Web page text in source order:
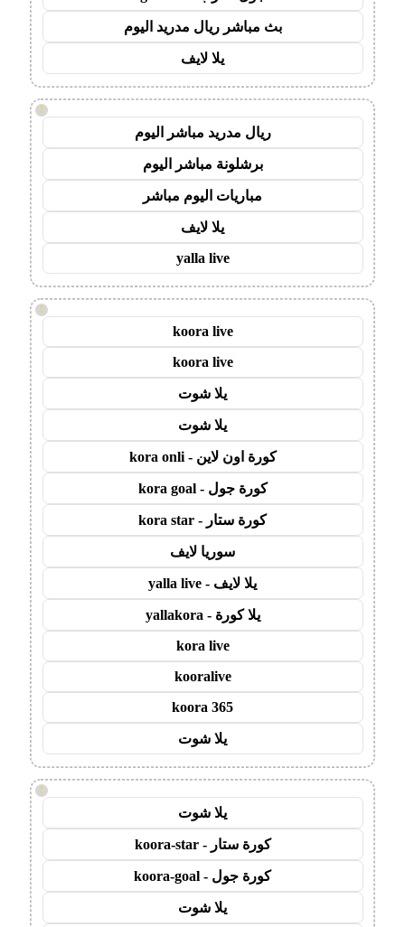
بث مباشر ريال مدريد اليوم
يلا لايف
!
ريال مدريد مباشر اليوم
برشلونة مباشر اليوم
مباريات اليوم مباشر
يلا لايف
yalla live
!
koora live
koora live
يلا شوت
يلا شوت
كورة اون لاين - kora onli
كورة جول - kora goal
كورة ستار - kora star
سوريا لايف
يلا لايف - yalla live
يلا كورة - yallakora
kora live
kooralive
koora 365
يلا شوت
!
يلا شوت
كورة ستار - koora-star
كورة جول - koora-goal
يلا شوت